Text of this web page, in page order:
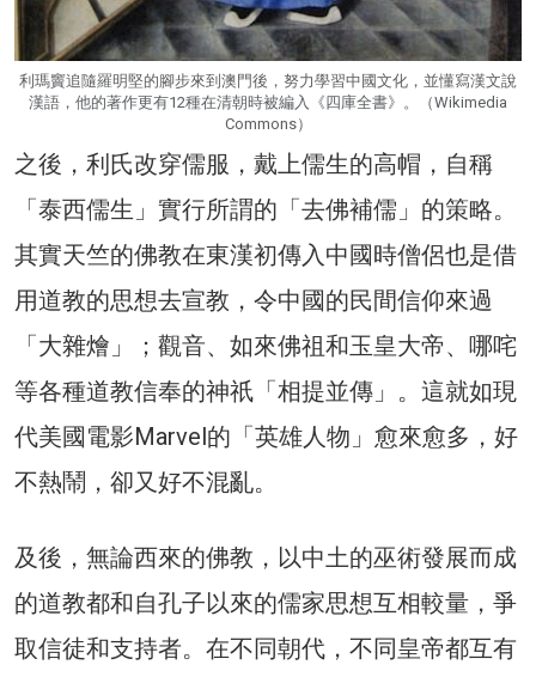
利瑪竇追隨羅明堅的腳步來到澳門後，努力學習中國文化，並懂寫漢文說
漢語，他的著作更有12種在清朝時被編入《四庫全書》。（Wikimedia
Commons）
之後，利氏改穿儒服，戴上儒生的高帽，自稱
「泰西儒生」實行所謂的「去佛補儒」的策略。
其實天竺的佛教在東漢初傳入中國時僧侶也是借
用道教的思想去宣教，令中國的民間信仰來過
「大雜燴」；觀音、如來佛祖和玉皇大帝、哪咤
等各種道教信奉的神祇「相提並傳」。這就如現
代美國電影Marvel的「英雄人物」愈來愈多，好
不熱鬧，卻又好不混亂。
及後，無論西來的佛教，以中土的巫術發展而成
的道教都和自孔子以來的儒家思想互相較量，爭
取信徒和支持者。在不同朝代，不同皇帝都互有